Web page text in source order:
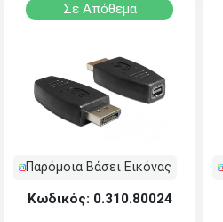
Σε Απόθεμα
Παρόμοια Βάσει Εικόνας
Κωδικός: 0.310.80024